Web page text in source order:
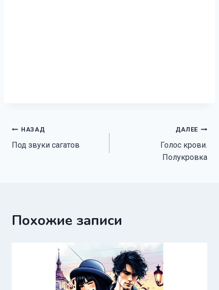
Навигация
по
НАЗАД
Под звуки сагатов
ДАЛЕЕ
Голос крови.
Полукровка
Похожие записи